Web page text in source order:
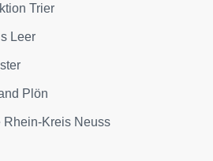
Trier
Leer
Plön
Rhein-Kreis Neuss